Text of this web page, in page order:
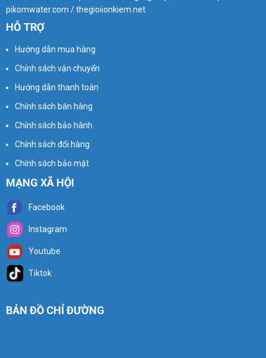
pikomwater.com / thegioiionkiem.net
HỖ TRỢ
Hướng dẫn mua hàng
Chính sách vận chuyển
Hướng dẫn thanh toán
Chính sách bán hàng
Chính sách bảo hành
Chính sách đổi hàng
Chính sách bảo mật
MẠNG XÃ HỘI
Facebook
Instagram
Youtube
Tiktok
BẢN ĐỒ CHỈ ĐƯỜNG